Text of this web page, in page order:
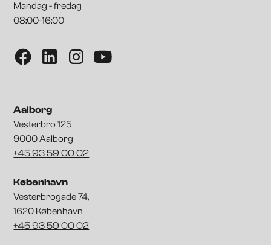
Mandag - fredag
08:00-16:00
Aalborg
Vesterbro 125
9000 Aalborg
+45 93 59 00 02
København
Vesterbrogade 74,
1620 København
+45 93 59 00 02